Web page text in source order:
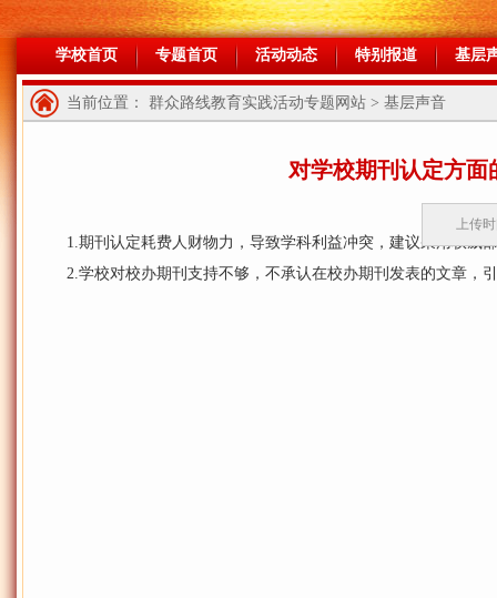
学校首页 专题首页 活动动态 特别报道 基层
当前位置： 群众路线教育实践活动专题网站 > 基层声音
对学校期刊认定方面
上传
1.期刊认定耗费人财物力，导致学科利益冲突，建议采用权威
2.学校对校办期刊支持不够，不承认在校办期刊发表的文章，